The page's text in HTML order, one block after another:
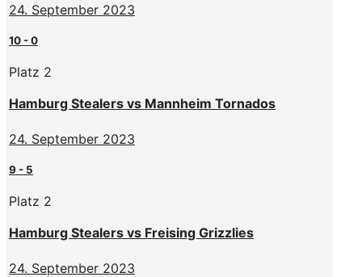
24. September 2023
10 -0
Platz 2
Hamburg Stealers vs Mannheim Tornados
24. September 2023
9 - 5
Platz 2
Hamburg Stealers vs Freising Grizzlies
24. September 2023